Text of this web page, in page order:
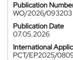
Publication
WO/2026/093203
Publication Date
07.05.2026
International
PCT/EP2025/